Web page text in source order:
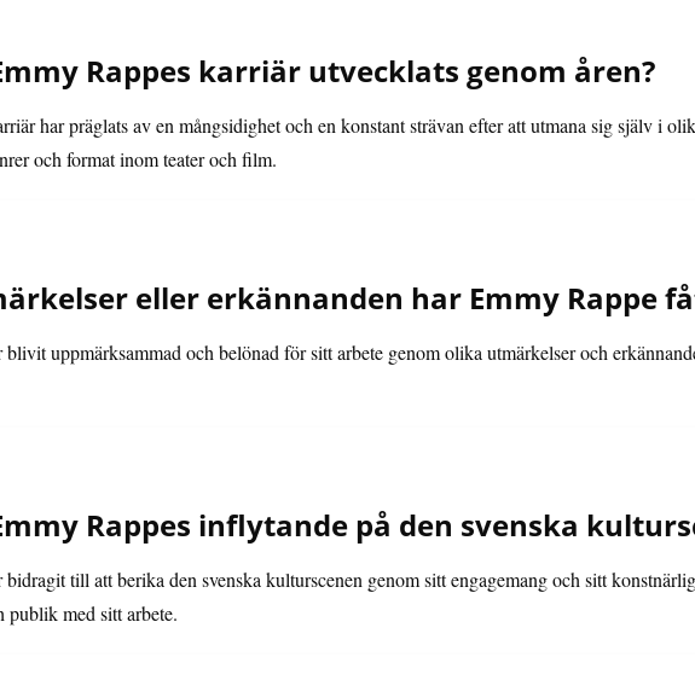
Rappes karriär utvecklats genom åren?
har präglats av en mångsidighet och en konstant strävan efter att utmana sig själv i
och format inom teater och film.
eller erkännanden har Emmy Rappe
uppmärksammad och belönad för sitt arbete genom olika utmärkelser och
Rappes inflytande på den svenska
till att berika den svenska kulturscenen genom sitt engagemang och sitt
publik med sitt arbete.